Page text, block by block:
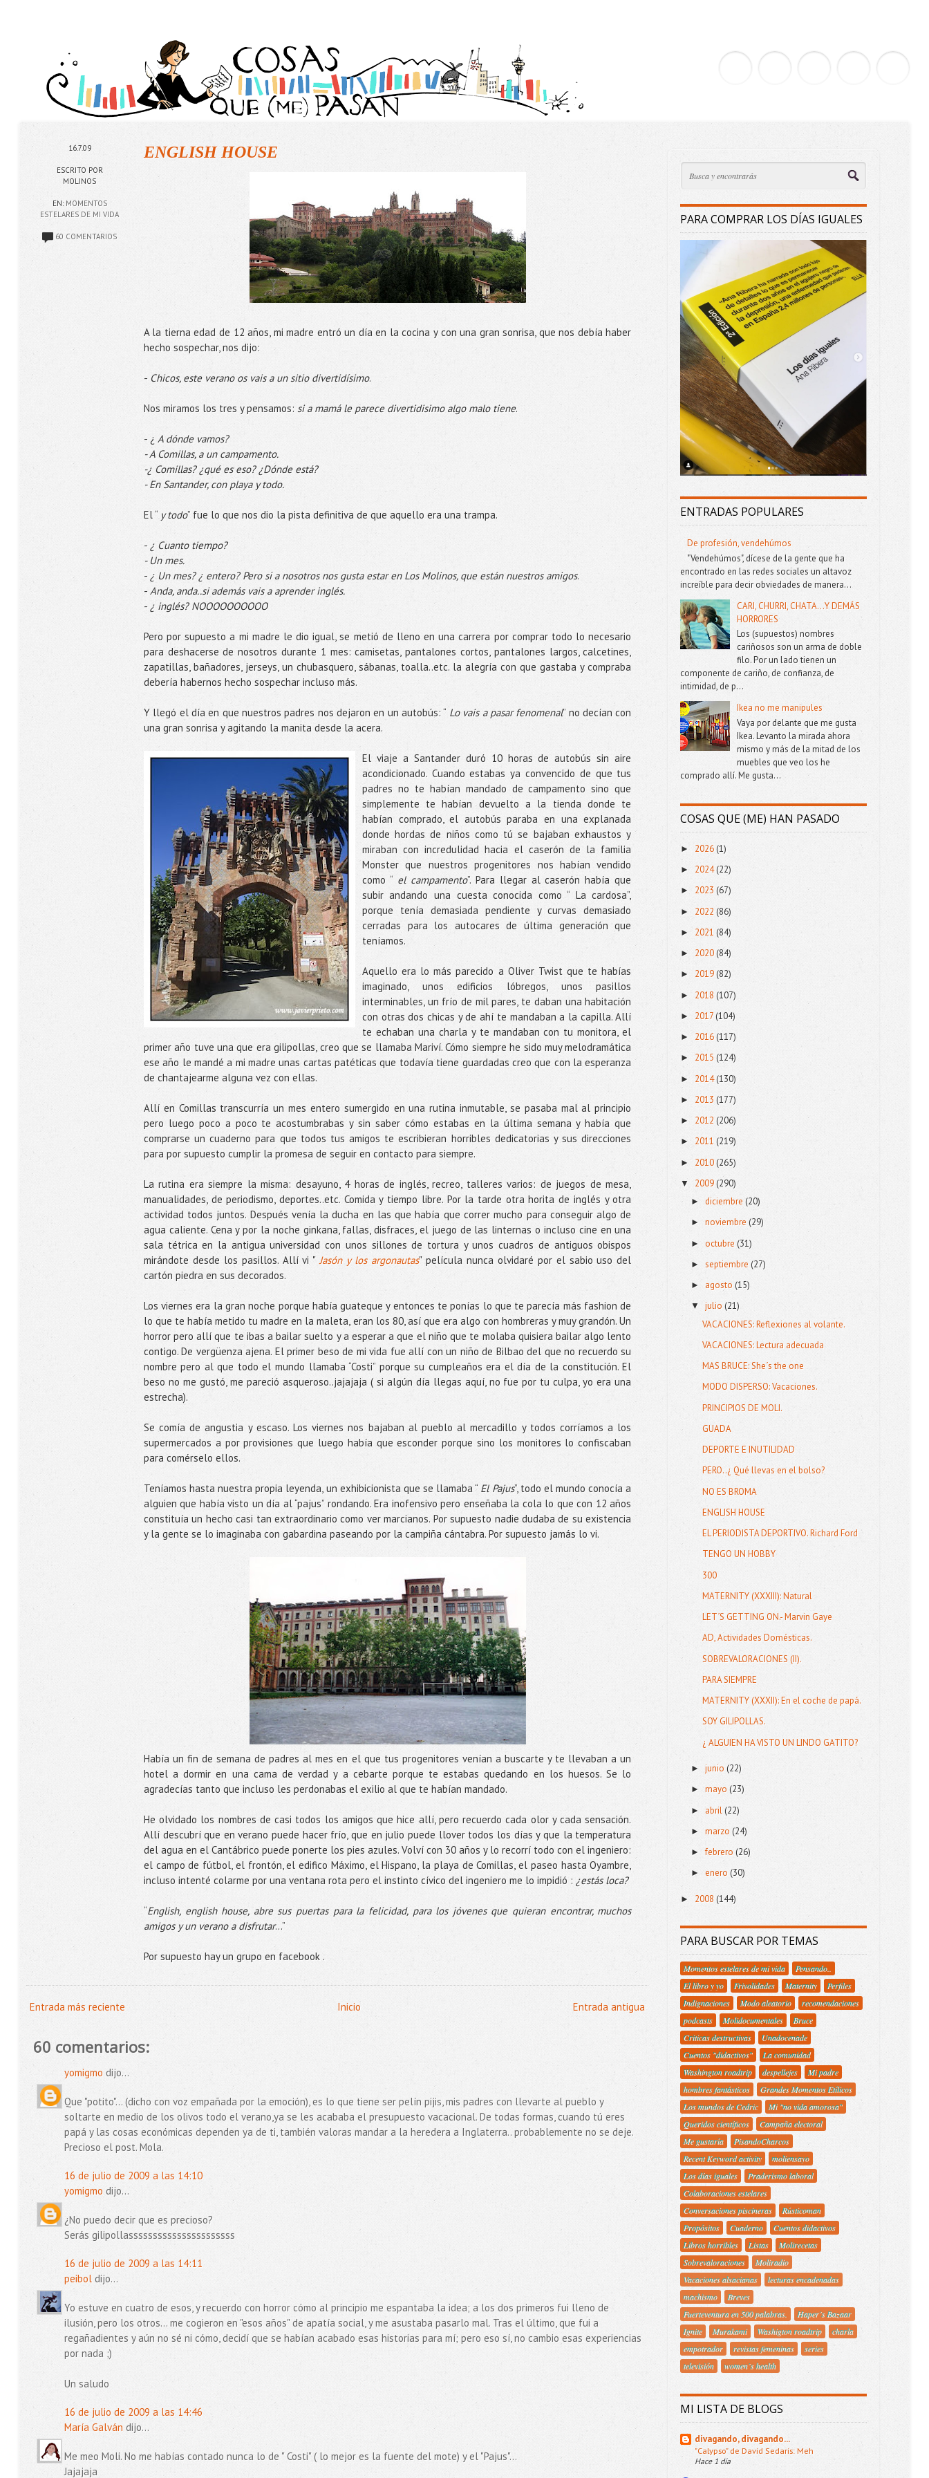
16.7.09
ESCRITO POR
MOLINOS
EN: MOMENTOS
ESTELARES DE MI VIDA
60 COMENTARIOS
ENGLISH HOUSE
A la tierna edad de 12 años, mi madre entró un día en la cocina y con una gran sonrisa, que nos debía haber
hecho sospechar, nos dijo:
- Chicos, este verano os vais a un sitio divertidísimo.
Nos miramos los tres y pensamos: si a mamá le parece divertidisimo algo malo tiene.
- ¿ A dónde vamos?
- A Comillas, a un campamento.
-¿ Comillas? ¿qué es eso? ¿Dónde está?
- En Santander, con playa y todo.
El “y todo” fue lo que nos dio la pista definitiva de que aquello era una trampa.
- ¿ Cuanto tiempo?
- Un mes.
- ¿ Un mes? ¿ entero? Pero si a nosotros nos gusta estar en Los Molinos, que están nuestros amigos.
- Anda, anda..si además vais a aprender inglés.
- ¿ inglés? NOOOOOOOOOO
Pero por supuesto a mi madre le dio igual, se metió de lleno en una carrera por comprar todo lo necesario
para deshacerse de nosotros durante 1 mes: camisetas, pantalones cortos, pantalones largos, calcetines,
zapatillas, bañadores, jerseys, un chubasquero, sábanas, toalla..etc. la alegría con que gastaba y compraba
debería habernos hecho sospechar incluso más.
Y llegó el día en que nuestros padres nos dejaron en un autobús: “ Lo vais a pasar fenomenal” no decían con
una gran sonrisa y agitando la manita desde la acera.
El viaje a Santander duró 10 horas de autobús sin aire
acondicionado. Cuando estabas ya convencido de que tus
padres no te habían mandado de campamento sino que
simplemente te habían devuelto a la tienda donde te
habían comprado, el autobús paraba en una explanada
donde hordas de niños como tú se bajaban exhaustos y
miraban con incredulidad hacia el caserón de la familia
Monster que nuestros progenitores nos habían vendido
como “ el campamento”. Para llegar al caserón había que
subir andando una cuesta conocida como “ La cardosa”,
porque tenía demasiada pendiente y curvas demasiado
cerradas para los autocares de última generación que
teníamos.
Aquello era lo más parecido a Oliver Twist que te habías
imaginado, unos edificios lóbregos, unos pasillos
interminables, un frío de mil pares, te daban una habitación
con otras dos chicas y de ahí te mandaban a la capilla. Allí
te echaban una charla y te mandaban con tu monitora, el
primer año tuve una que era gilipollas, creo que se llamaba Mariví. Cómo siempre he sido muy melodramática
ese año le mandé a mi madre unas cartas patéticas que todavía tiene guardadas creo que con la esperanza
de chantajearme alguna vez con ellas.
Allí en Comillas transcurría un mes entero sumergido en una rutina inmutable, se pasaba mal al principio
pero luego poco a poco te acostumbrabas y sin saber cómo estabas en la última semana y había que
comprarse un cuaderno para que todos tus amigos te escribieran horribles dedicatorias y sus direcciones
para por supuesto cumplir la promesa de seguir en contacto para siempre.
La rutina era siempre la misma: desayuno, 4 horas de inglés, recreo, talleres varios: de juegos de mesa,
manualidades, de periodismo, deportes..etc. Comida y tiempo libre. Por la tarde otra horita de inglés y otra
actividad todos juntos. Después venía la ducha en las que había que correr mucho para conseguir algo de
agua caliente. Cena y por la noche ginkana, fallas, disfraces, el juego de las linternas o incluso cine en una
sala tétrica en la antigua universidad con unos sillones de tortura y unos cuadros de antiguos obispos
mirándote desde los pasillos. Allí vi "Jasón y los argonautas" película nunca olvidaré por el sabio uso del
cartón piedra en sus decorados.
Los viernes era la gran noche porque había guateque y entonces te ponías lo que te parecía más fashion de
lo que te había metido tu madre en la maleta, eran los 80, así que era algo con hombreras y muy grandón. Un
horror pero allí que te ibas a bailar suelto y a esperar a que el niño que te molaba quisiera bailar algo lento
contigo. De vergüenza ajena. El primer beso de mi vida fue allí con un niño de Bilbao del que no recuerdo su
nombre pero al que todo el mundo llamaba “Costi” porque su cumpleaños era el día de la constitución. El
beso no me gustó, me pareció asqueroso..jajajaja ( si algún día llegas aquí, no fue por tu culpa, yo era una
estrecha).
Se comía de angustia y escaso. Los viernes nos bajaban al pueblo al mercadillo y todos corríamos a los
supermercados a por provisiones que luego había que esconder porque sino los monitores lo confiscaban
para comérselo ellos.
Teníamos hasta nuestra propia leyenda, un exhibicionista que se llamaba “ El Pajus”, todo el mundo conocía a
alguien que había visto un día al “pajus” rondando. Era inofensivo pero enseñaba la cola lo que con 12 años
constituía un hecho casi tan extraordinario como ver marcianos. Por supuesto nadie dudaba de su existencia
y la gente se lo imaginaba con gabardina paseando por la campiña cántabra. Por supuesto jamás lo vi.
Había un fin de semana de padres al mes en el que tus progenitores venían a buscarte y te llevaban a un
hotel a dormir en una cama de verdad y a cebarte porque te estabas quedando en los huesos. Se lo
agradecías tanto que incluso les perdonabas el exilio al que te habían mandado.
He olvidado los nombres de casi todos los amigos que hice allí, pero recuerdo cada olor y cada sensación.
Allí descubrí que en verano puede hacer frío, que en julio puede llover todos los días y que la temperatura
del agua en el Cantábrico puede ponerte los pies azules. Volví con 30 años y lo recorrí todo con el ingeniero:
el campo de fútbol, el frontón, el edifico Máximo, el Hispano, la playa de Comillas, el paseo hasta Oyambre,
incluso intenté colarme por una ventana rota pero el instinto cívico del ingeniero me lo impidió : ¿estás loca?
“English, english house, abre sus puertas para la felicidad, para los jóvenes que quieran encontrar, muchos
amigos y un verano a disfrutar...”
Por supuesto hay un grupo en facebook .
Entrada más reciente Entrada antigua
Inicio
60 comentarios:
yomigmo dijo...
Que "potito"... (dicho con voz empañada por la emoción), es lo que tiene ser pelín pijis, mis padres con llevarte al pueblo y
soltarte en medio de los olivos todo el verano,ya se les acababa el presupuesto vacacional. De todas formas, cuando tú eres
papá y las cosas económicas dependen ya de ti, también valoras mandar a la heredera a Inglaterra.. probablemente no se deje.
Precioso el post. Mola.
16 de julio de 2009 a las 14:10
yomigmo dijo...
¿No puedo decir que es precioso?
Serás gilipollassssssssssssssssssssss
16 de julio de 2009 a las 14:11
peiboldijo...
Yo estuve en cuatro de esos, y recuerdo con horror cómo al principio me espantaba la idea; a los dos primeros fui lleno de
ilusión, pero los otros... me cogieron en "esos años" de apatía social, y me asustaba pasarlo mal. Tras el último, que fui a
regañadientes y aún no sé ni cómo, decidí que se habían acabado esas historias para mí; pero eso sí, no cambio esas experiencias
por nada ;)
Un saludo
16 de julio de 2009 a las 14:46
María Galván dijo...
Me meo Moli. No me habías contado nunca lo de " Costi" ( lo mejor es la fuente del mote) y el "Pajus"...
Jajajaja
PARA COMPRAR LOS DÍAS IGUALES
ENTRADAS POPULARES
De profesión, vendehúmos
"Vendehúmos", dícese de la gente que ha
encontrado en las redes sociales un altavoz
increíble para decir obviedades de manera...
CARI, CHURRI, CHATA...Y DEMÁS
HORRORES
Los (supuestos) nombres
cariñosos son un arma de doble
filo. Por un lado tienen un
componente de cariño, de confianza, de
intimidad, de p...
Ikea no me manipules
Vaya por delante que me gusta
Ikea. Levanto la mirada ahora
mismo y más de la mitad de los
muebles que veo los he
comprado allí. Me gusta...
COSAS QUE (ME) HAN PASADO
► 2026 (1)
► 2024(22)
► 2023 (67)
► 2022 (86)
► 2021 (84)
► 2020(84)
► 2019(82)
► 2018 (107)
► 2017 (104)
► 2016(117)
► 2015 (124)
► 2014(130)
► 2013 (177)
► 2012 (206)
► 2011 (219)
► 2010(265)
▼ 2009 (290)
►diciembre(20)
►noviembre(29)
►octubre(31)
► septiembre(27)
► agosto(15)
▼julio(21)
VACACIONES: Reflexiones al volante.
VACACIONES: Lectura adecuada
MAS BRUCE: She´s the one
MODO DISPERSO: Vacaciones.
PRINCIPIOS DE MOLI.
GUADA
DEPORTE E INUTILIDAD
PERO..¿ Qué llevas en el bolso?
NO ES BROMA
ENGLISH HOUSE
EL PERIODISTA DEPORTIVO. Richard Ford
TENGO UN HOBBY
300
MATERNITY (XXXIII): Natural
LET´S GETTING ON.- Marvin Gaye
AD, Actividades Domésticas.
SOBREVALORACIONES (II).
PARA SIEMPRE
MATERNITY (XXXII): En el coche de papá.
SOY GILIPOLLAS.
¿ ALGUIEN HA VISTO UN LINDO GATITO?
►junio(22)
►mayo(23)
► abril(22)
►marzo(24)
►febrero (26)
►enero(30)
► 2008 (144)
PARA BUSCAR POR TEMAS
Momentos estelares de mi vida
Pensando..
El libro y yo
Frivolidades Maternity
Perfiles
Indignaciones
Modo aleatorio
recomendaciones
podcasts
Molidocumentales
Bruce
Criticas destructivas
Unadocenade
Cuentos "didactivos"
La comunidad
Washington roadtrip
despellejes
Mi padre
hombres fantásticos
Grandes Momentos Etílicos
Los mundos de Cedric
Mi "no vida amorosa"
Queridos científicos
Campaña electoral
Me gustaría
PisandoCharcos
Recent Keyword activity
moliensayo
Los días iguales
Praderismo laboral
Colaboraciones estelares
Conversaciones piscineras
Rústicoman
Propósitos
Cuaderno
Cuentos didactivos
Libros horribles
Listas
Molirecetas
Sobrevaloraciones
Moliradio
Vacaciones alsacianas
lecturas encadenadas
machismo
Breves
Fuerteventura en 500 palabras.
Haper´s Bazaar
Ignite
Murakami Washigton roadtrip
charla
empotrador
revistas femeninas
series
televisión
women´s health
MI LISTA DE BLOGS
divagando, divagando...
"Calypso" de David Sedaris: Meh
Hace 1 día